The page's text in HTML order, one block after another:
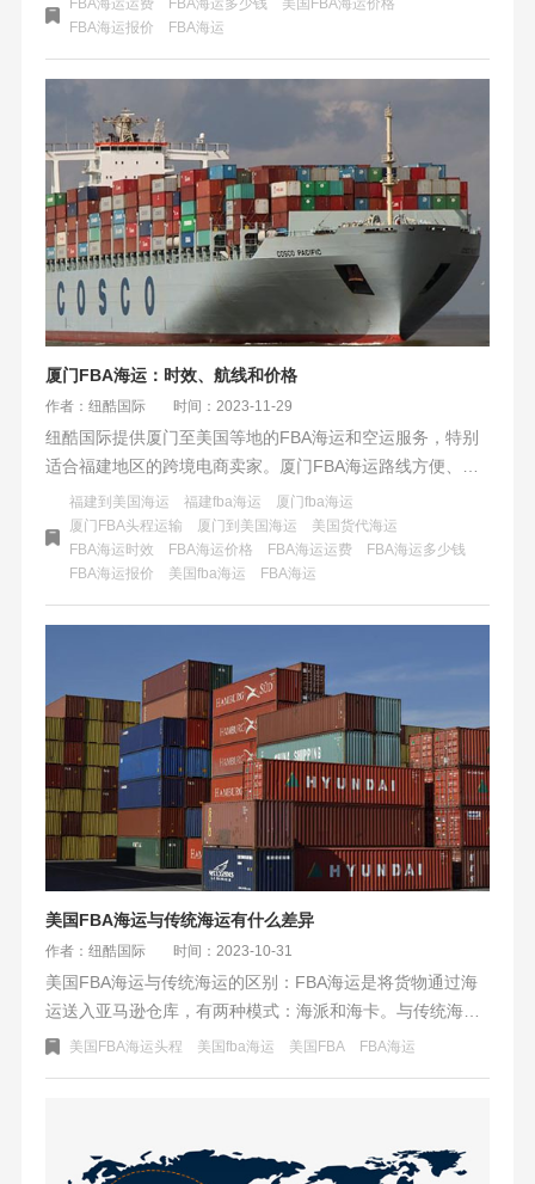
运体积重换算公式是：体积重=长宽高/换算系数，其中长、
FBA海运运费 FBA海运多少钱
美国FBA海运价格
FBA海运报价
​FBA海运
厦门FBA海运：时效、航线和价格
作者：纽酷国际 时间：2023-11-29
纽酷国际提供厦门至美国等地的FBA海运和空运服务，特别
适合福建地区的跨境电商卖家。厦门FBA海运路线方便、流
程清晰，提供两种船运方式及时效选择，以满足不同需求。
价格根据商品情况和运输距离等因素计算，公平合理。纽酷
国际致力于优化物流解决方案，推动中国跨境电商行业发
展。
福建到美国海运 福建fba海运
厦门fba海运
厦门FBA头程运输
厦门到美国海运
美国货代海运
FBA海运时效
FBA海运价格 FBA海运运费
FBA海运多少钱
FBA海运报价
美国fba海运 ​FBA海运
美国FBA海运与传统海运有什么差异
作者：纽酷国际 时间：2023-10-31
美国FBA海运与传统海运的区别：FBA海运是将货物通过海
运送入亚马逊仓库，有两种模式：海派和海卡。与传统海运
相比，FBA海运在运输目的地、方式、清关方式及发货人与
美国FBA海运头程 美国fba海运 美国FBA ​FBA海运